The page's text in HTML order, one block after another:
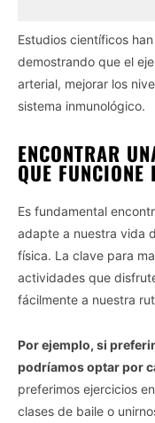
Estudios científicos
demostrando que el
arterial, mejorar los
sistema inmunológico.
ENCONTRAR
QUE FUNCIONE
Es fundamental
adapte a nuestra vida
física. La clave para
actividades que
fácilmente a nuestra
Por ejemplo, si
podríamos optar por
preferimos ejercicios
clases de baile o